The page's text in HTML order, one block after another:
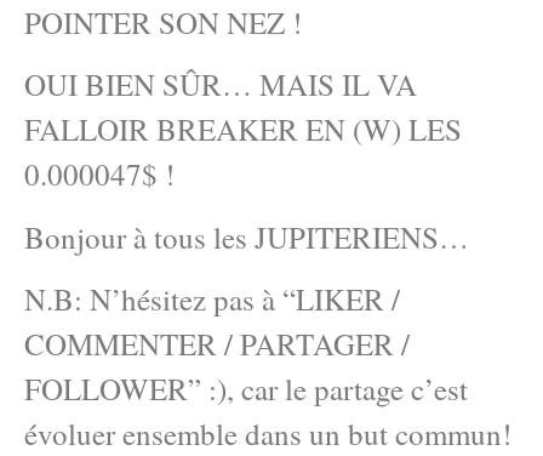
POINTER SON NEZ !
OUI BIEN SÛR… MAIS IL VA
FALLOIR BREAKER EN (W) LES
0.000047$ !
Bonjour à tous les JUPITERIENS…
N.B: N’hésitez pas à “LIKER /
COMMENTER / PARTAGER /
FOLLOWER” :), car le partage c’est
évoluer ensemble dans un but commun!